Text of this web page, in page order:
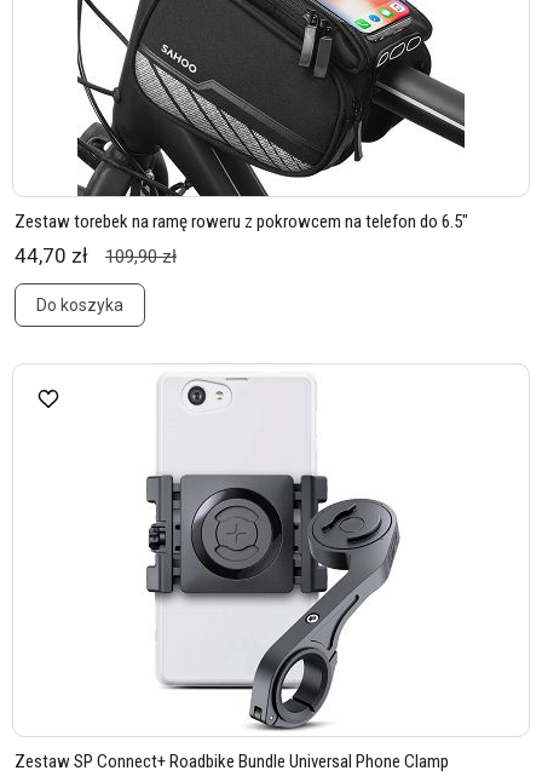
Zestaw torebek na ramę roweru z pokrowcem na telefon do 6.5"
44,70 zł 109,90 zł
Do koszyka
Zestaw SP Connect+ Roadbike Bundle Universal Phone Clamp